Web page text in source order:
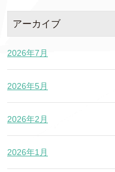
アーカイブ
2026年7月
2026年5月
2026年2月
2026年1月